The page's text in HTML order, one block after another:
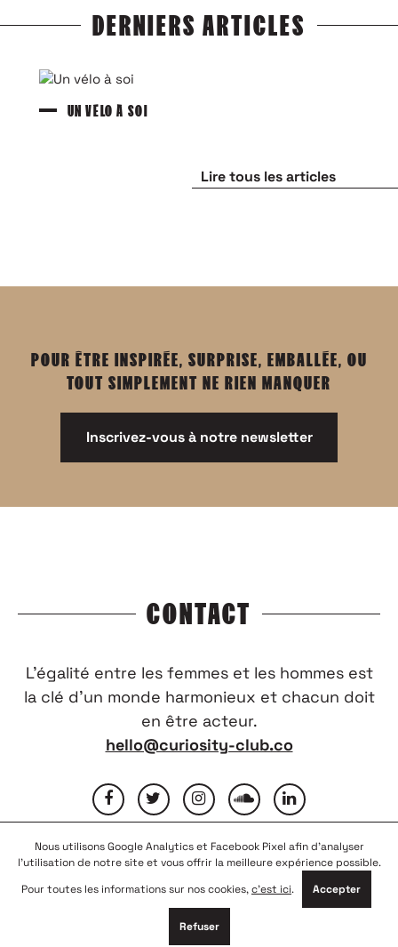
DERNIERS ARTICLES
UN VÉLO À SOI
Lire tous les articles
POUR ÊTRE INSPIRÉE, SURPRISE, EMBALLÉE, OU
TOUT SIMPLEMENT NE RIEN MANQUER
Inscrivez-vous à notre newsletter
CONTACT
L’égalité entre les femmes et les hommes est
la clé d’un monde harmonieux et chacun doit
en être acteur.
hello@curiosity-club.co
FAQ CONTACTEZ-NOUS
MENTIONS LÉGALES
PARTENAIRES
CURIOSITY CLUB
Nous utilisons Google Analytics et Facebook Pixel afin d'analyser
l'utilisation de notre site et vous offrir la meilleure expérience possible.
Pour toutes les informations sur nos cookies,c'est ici. Accepter
Refuser